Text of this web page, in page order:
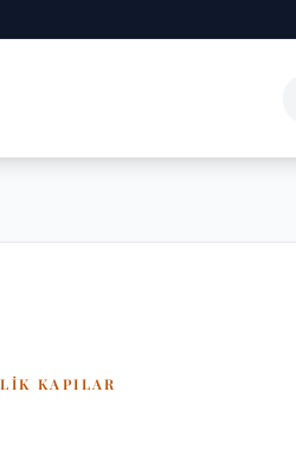
KAPILAR